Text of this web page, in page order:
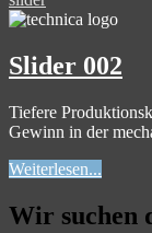
Slider 002
Tiefere
Gewinn in der
Weiterlesen...
Wir suchen